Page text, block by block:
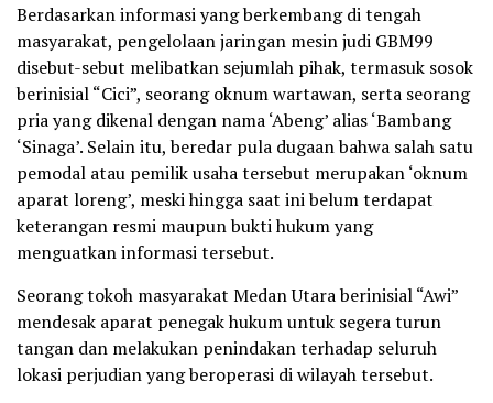
Berdasarkan informasi yang berkembang di tengah
masyarakat, pengelolaan jaringan mesin judi GBM99
disebut-sebut melibatkan sejumlah pihak, termasuk sosok
berinisial “Cici”, seorang oknum wartawan, serta seorang
pria yang dikenal dengan nama ‘Abeng’ alias ‘Bambang
‘Sinaga’. Selain itu, beredar pula dugaan bahwa salah satu
pemodal atau pemilik usaha tersebut merupakan ‘oknum
aparat loreng’, meski hingga saat ini belum terdapat
keterangan resmi maupun bukti hukum yang
menguatkan informasi tersebut.
Seorang tokoh masyarakat Medan Utara berinisial “Awi”
mendesak aparat penegak hukum untuk segera turun
tangan dan melakukan penindakan terhadap seluruh
lokasi perjudian yang beroperasi di wilayah tersebut.